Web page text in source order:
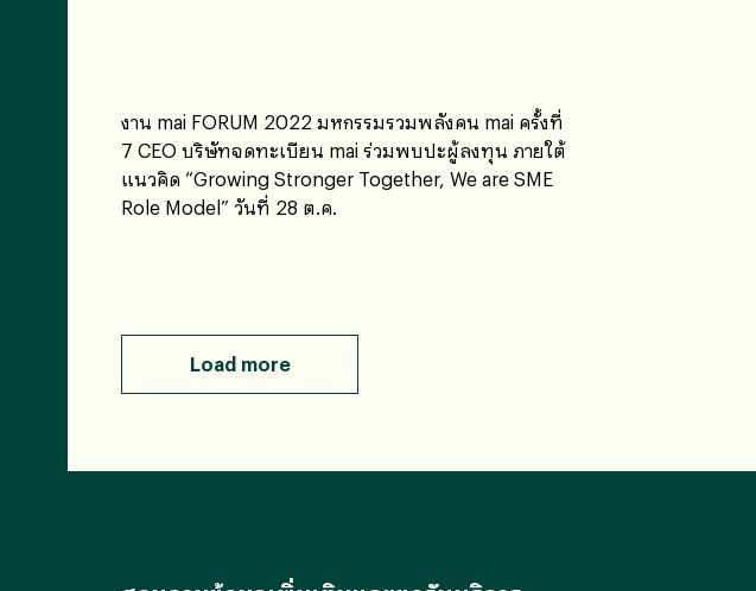
งาน mai FORUM 2022 มหกรรมรวมพลังคน mai ครั้งที่
7 CEO บริษัทจดทะเบียน mai ร่วมพบปะผู้ลงทุน ภายใต้
แนวคิด “Growing Stronger Together, We are SME
Role Model” วันที่ 28 ต.ค.
Load more